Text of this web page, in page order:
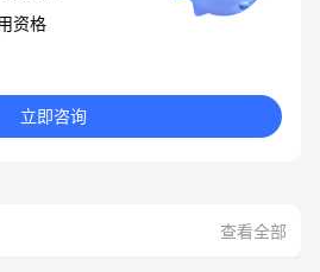
资格
立即咨询
查看全部